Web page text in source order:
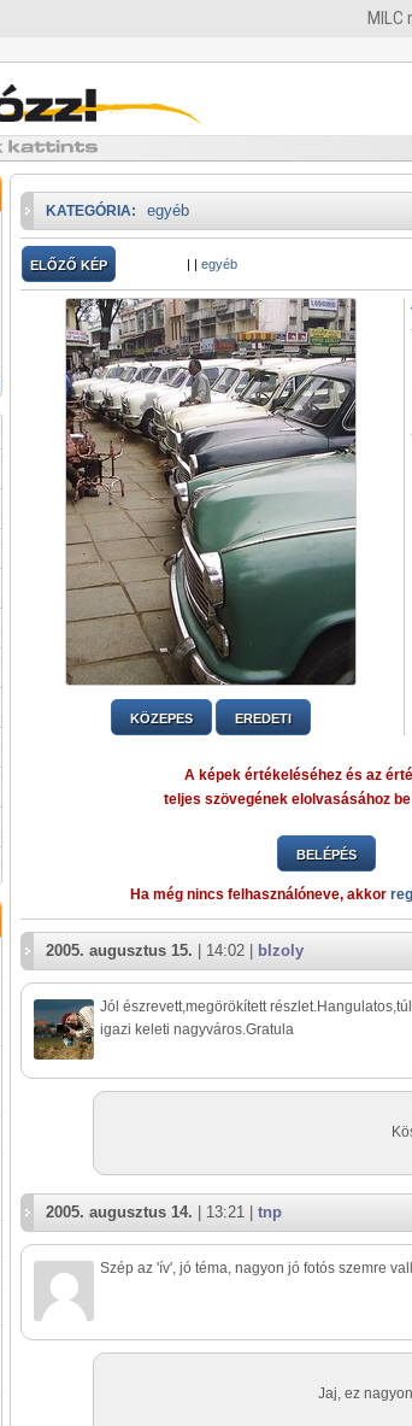
MILC
KATEGÓRIA: egyéb
ELŐZŐ KÉP | | egyéb
KÖZEPES EREDETI
A képek értékeléséhez és az
teljes szövegének elolvasásához
BELÉPÉS
Ha még nincs felhasználóneve, akkor
2005. augusztus 15. | 14:02 | blzoly
Jól észrevett,megörökített
igazi keleti nagyváros.Gratula
2005. augusztus 14. | 13:21 | tnp
Szép az 'ív', jó téma, nagyon jó fotós szemre
Jaj, ez